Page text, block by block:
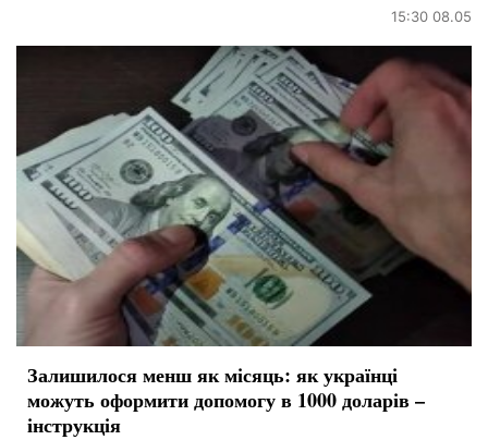
15:30 08.05
Залишилося менш як місяць: як українці
можуть оформити допомогу в 1000 доларів –
інструкція